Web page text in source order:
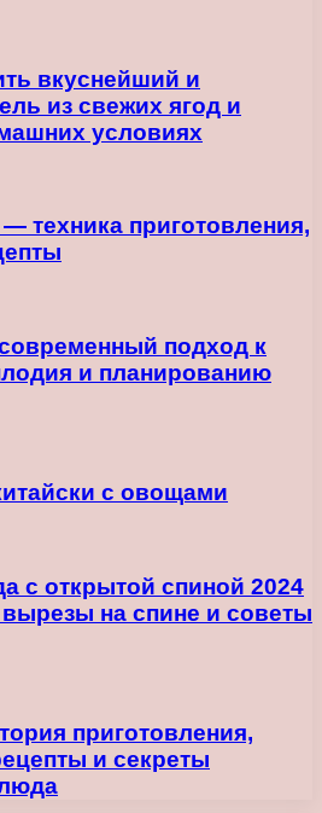
вкуснейший и
из свежих ягод и
условиях
техника приготовления,
подход к
и планированию
с овощами
с открытой спиной 2024
на спине и советы
приготовления,
и секреты